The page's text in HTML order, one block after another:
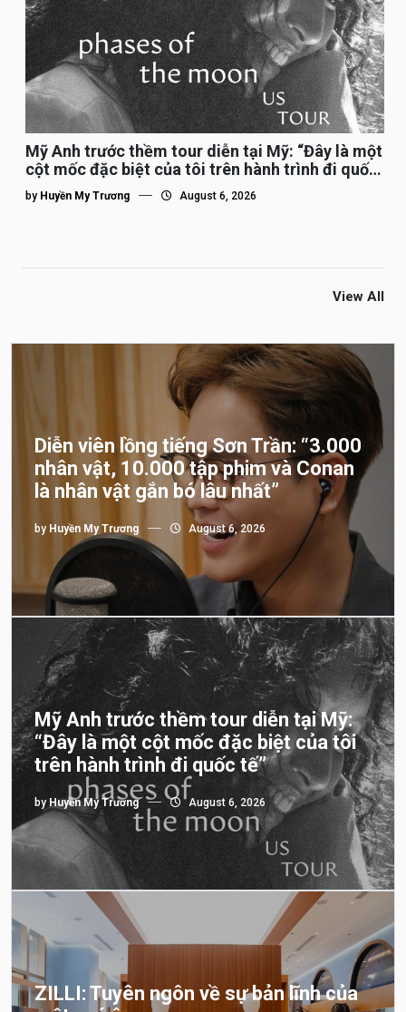
Mỹ Anh trước thềm tour diễn tại Mỹ: “Đây là một
cột mốc đặc biệt của tôi trên hành trình đi quốc
tế”
by Huyền My Trương August 6, 2026
View All
Diễn viên lồng tiếng Sơn Trần: “3.000
nhân vật, 10.000 tập phim và Conan
là nhân vật gắn bó lâu nhất”
by Huyền My Trương August 6, 2026
Mỹ Anh trước thềm tour diễn tại Mỹ:
“Đây là một cột mốc đặc biệt của tôi
trên hành trình đi quốc tế”
by Huyền My Trương August 6, 2026
ZILLI: Tuyên ngôn về sự bản lĩnh của